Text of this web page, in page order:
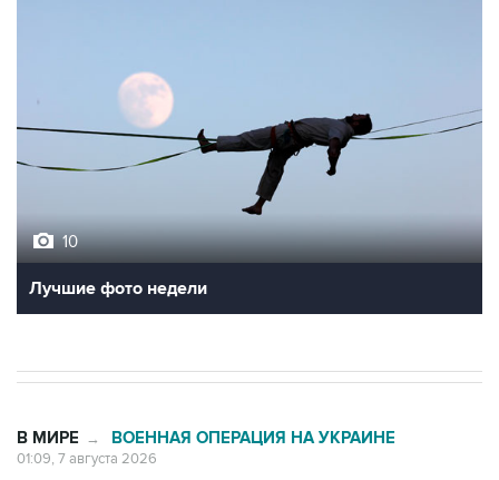
10
Лучшие фото недели
В МИРЕ → ВОЕННАЯ ОПЕРАЦИЯ НА УКРАИНЕ
01:09, 7 августа 2026